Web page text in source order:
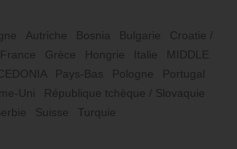
Autriche Bosnia Bulgarie
Croatie /
France Grèce Hongrie Italie
MIDDLE
Pays-Bas Pologne
Portugal
Uni
République tchèque / Slovaquie
Suisse Turquie